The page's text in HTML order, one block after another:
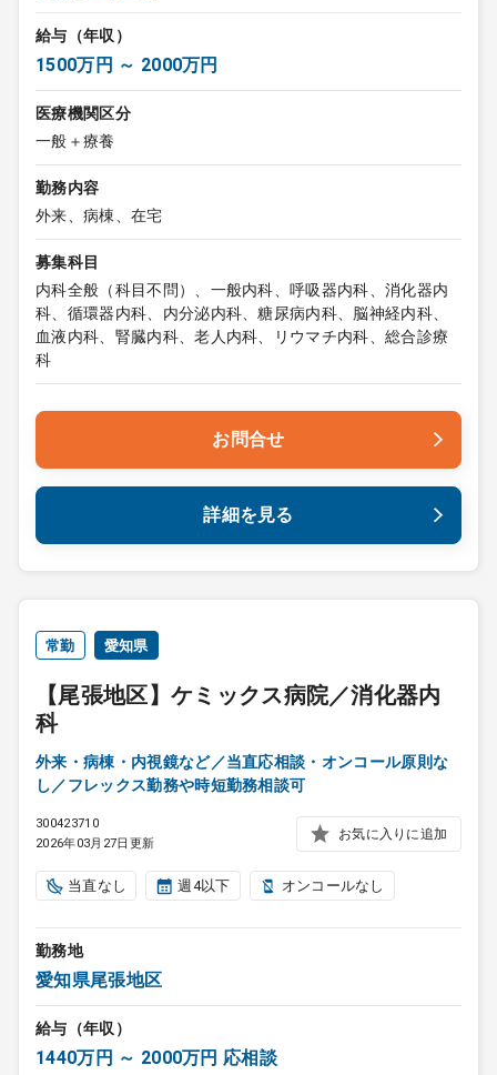
給与（年収）
1500万円 ～ 2000万円
医療機関区分
一般＋療養
勤務内容
外来、病棟、在宅
募集科目
内科全般（科目不問）、一般内科、呼吸器内科、消化器内
科、循環器内科、内分泌内科、糖尿病内科、脳神経内科、
血液内科、腎臓内科、老人内科、リウマチ内科、総合診療
科
お問合せ
詳細を見る
常勤 愛知県
【尾張地区】ケミックス病院／消化器内
科
外来・病棟・内視鏡など／当直応相談・オンコール原則な
し／フレックス勤務や時短勤務相談可
300423710
2026年03月27日更新
お気に入りに追加
当直なし 週4以下 オンコールなし
勤務地
愛知県尾張地区
給与（年収）
1440万円 ～ 2000万円 応相談